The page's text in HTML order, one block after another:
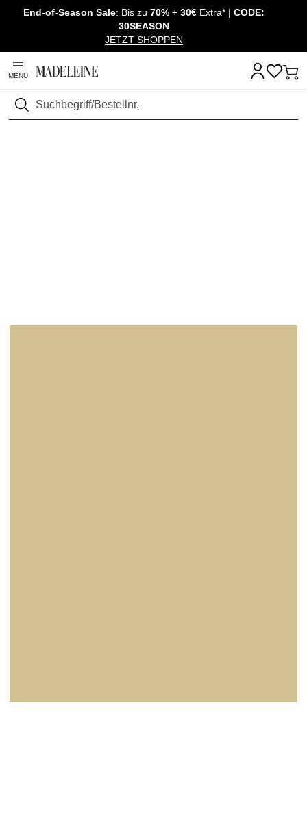
Überspringe Navigation, direkt zum Content
End-of-Season Sale: Bis zu 70% + 30€ Extra* | CODE:
30SEASON
JETZT SHOPPEN
MENU
Suchen